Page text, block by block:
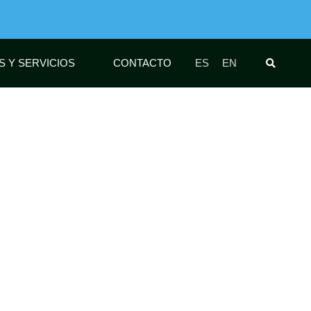
Y SERVICIOS CONTACTO ES EN